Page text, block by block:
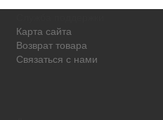
Карта сайта
Возврат товара
Связаться с нами